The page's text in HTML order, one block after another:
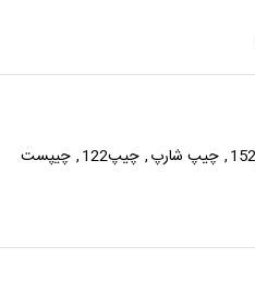
, چیپ شارپ, چیپ122 , چیپست